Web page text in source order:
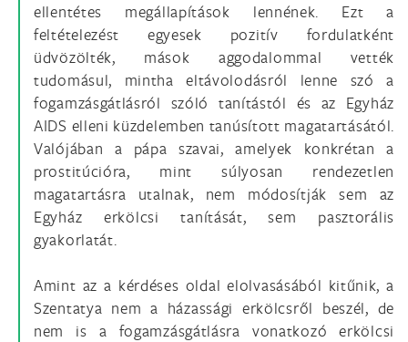
ellentétes megállapítások lennének. Ezt a
feltételezést egyesek pozitív fordulatként
üdvözölték, mások aggodalommal vették
tudomásul, mintha eltávolodásról lenne szó a
fogamzásgátlásról szóló tanítástól és az Egyház
AIDS elleni küzdelemben tanúsított magatartásától.
Valójában a pápa szavai, amelyek konkrétan a
prostitúcióra, mint súlyosan rendezetlen
magatartásra utalnak, nem módosítják sem az
Egyház erkölcsi tanítását, sem pasztorális
gyakorlatát.
Amint az a kérdéses oldal elolvasásából kitűnik, a
Szentatya nem a házassági erkölcsről beszél, de
nem is a fogamzásgátlásra vonatkozó erkölcsi